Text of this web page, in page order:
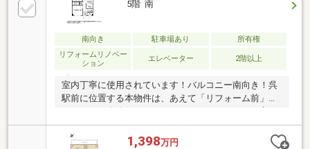
5階 南
南向き 駐車場あり
所有権
リフォームリノベー
ション
エレベーター 2階以上
室内丁寧に使用されています！バルコニー南向き！呉
駅前に位置する本物件は、あえて「リフォーム前」だ
からこそ、自分好みの住まいをリノベをされたい方に
最適です。「自分だけの理想」を賢い価格で手に入れ
ませんか。☆ 近隣施設利便性→◎ ☆■JR呉駅まで
1,398万円